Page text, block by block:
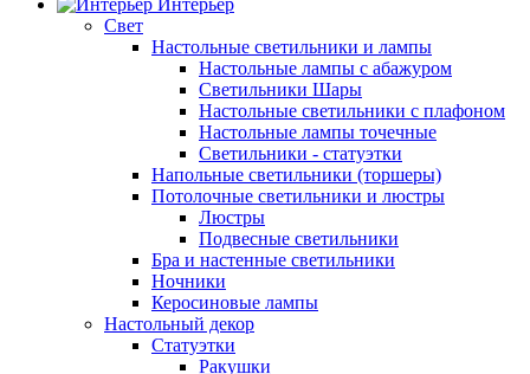
Интерьер
Свет
Настольные светильники и лампы
Настольные лампы с абажуром
Светильники Шары
Настольные светильники с плафоном
Настольные лампы точечные
Светильники - статуэтки
Напольные светильники (торшеры)
Потолочные светильники и люстры
Люстры
Подвесные светильники
Бра и настенные светильники
Ночники
Керосиновые лампы
Настольный декор
Статуэтки
Ракушки